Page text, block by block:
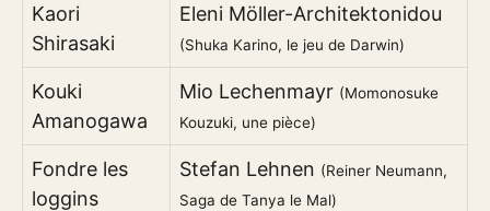
Kaori
Shirasaki
Eleni Möller-Architektonidou
(Shuka Karino, le jeu de Darwin)
Kouki
Amanogawa
Mio Lechenmayr (Momonosuke
Kouzuki, une pièce)
Fondre les
loggins
Stefan Lehnen (Reiner Neumann,
Saga de Tanya le Mal)